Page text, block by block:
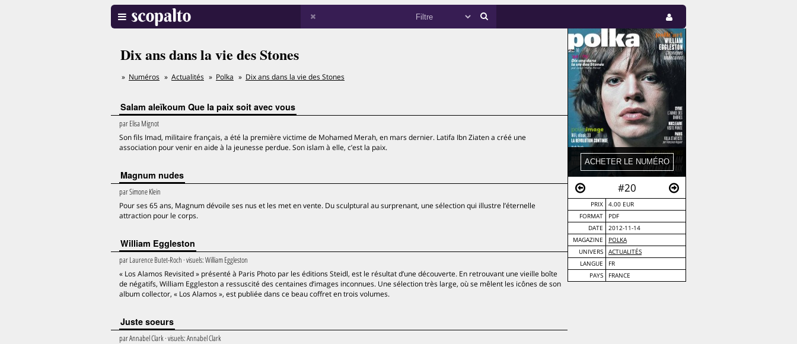
#20
PRIX
4.00 EUR
FORMAT
PDF
DATE
2012-11-14
MAGAZINE
POLKA
UNIVERS
ACTUALITÉS
LANGUE
FR
PAYS
FRANCE
Dix ans dans la vie des Stones
Numéros Actualités Polka Dix ans dans la vie des Stones
Salam aleïkoum Que la paix soit avec vous
parElisa Mignot
Son fils Imad, militaire français, a été la première victime de Mohamed Merah, en mars dernier. Latifa Ibn Ziaten a créé une
association pour venir en aide à la jeunesse perdue. Son islam à elle, c’est la paix.
Magnum nudes
parSimone Klein
Pour ses 65 ans, Magnum dévoile ses nus et les met en vente. Du sculptural au surprenant, une sélection qui illustre l’éternelle
attraction pour le corps.
William Eggleston
parLaurence Butet-Roch · visuels:William Eggleston
« Los Alamos Revisited » présenté à Paris Photo par les éditions Steidl, est le résultat d’une découverte. En retrouvant une vieille boîte
de négatifs, William Eggleston a ressuscité des centaines d’images inconnues. Une sélection très large, où se mêlent les icônes de son
album collector, « Los Alamos », est publiée dans ce beau coffret en trois volumes.
Juste soeurs
parAnnabel Clark· visuels:Annabel Clark